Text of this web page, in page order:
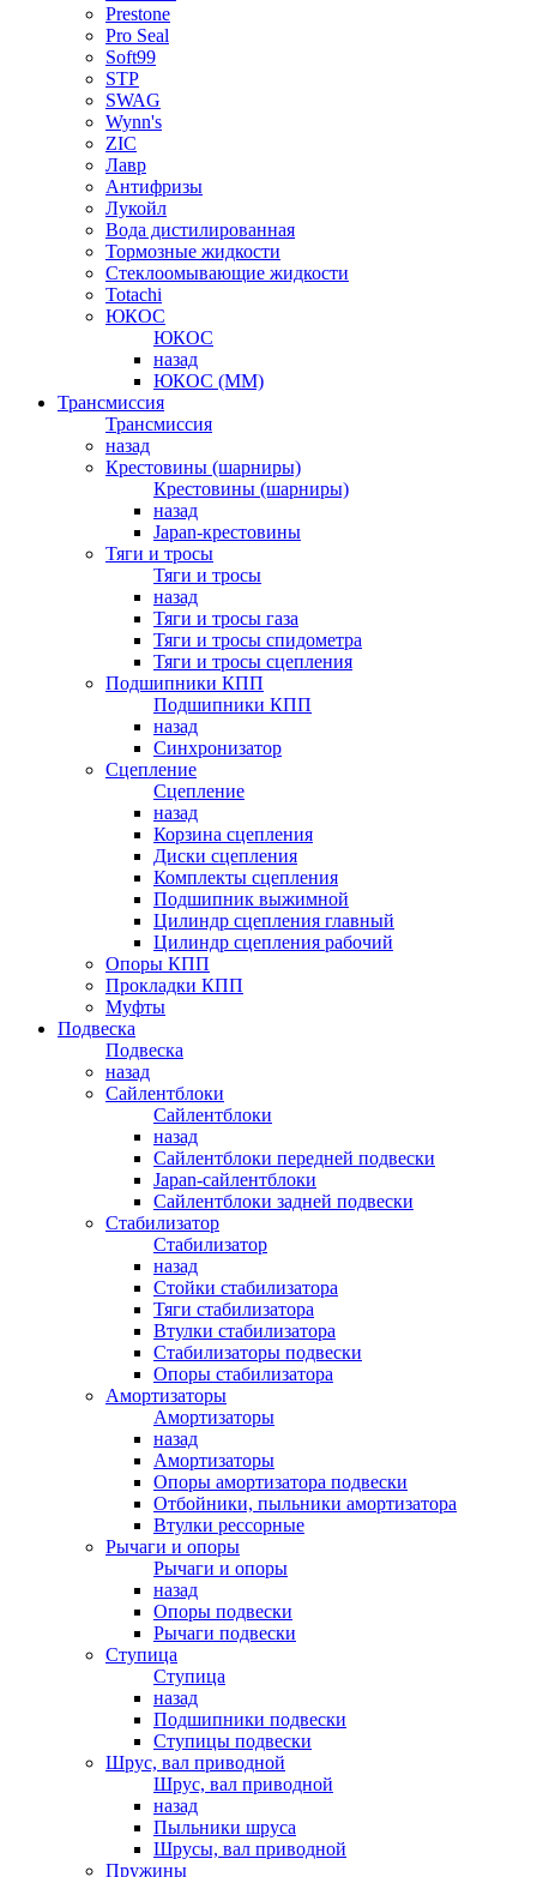
Prestone
Pro Seal
Soft99
STP
SWAG
Wynn's
ZIC
Лавр
Антифризы
Лукойл
Вода дистилированная
Тормозные жидкости
Стеклоомывающие жидкости
Totachi
ЮКОС
ЮКОС
назад
ЮКОС (ММ)
Трансмиссия
Трансмиссия
назад
Крестовины (шарниры)
Крестовины (шарниры)
назад
Japan-крестовины
Тяги и тросы
Тяги и тросы
назад
Тяги и тросы газа
Тяги и тросы спидометра
Тяги и тросы сцепления
Подшипники КПП
Подшипники КПП
назад
Синхронизатор
Сцепление
Сцепление
назад
Корзина сцепления
Диски сцепления
Комплекты сцепления
Подшипник выжимной
Цилиндр сцепления главный
Цилиндр сцепления рабочий
Опоры КПП
Прокладки КПП
Муфты
Подвеска
Подвеска
назад
Сайлентблоки
Сайлентблоки
назад
Сайлентблоки передней подвески
Japan-сайлентблоки
Сайлентблоки задней подвески
Стабилизатор
Стабилизатор
назад
Стойки стабилизатора
Тяги стабилизатора
Втулки стабилизатора
Стабилизаторы подвески
Опоры стабилизатора
Амортизаторы
Амортизаторы
назад
Амортизаторы
Опоры амортизатора подвески
Отбойники, пыльники амортизатора
Втулки рессорные
Рычаги и опоры
Рычаги и опоры
назад
Опоры подвески
Рычаги подвески
Ступица
Ступица
назад
Подшипники подвески
Ступицы подвески
Шрус, вал приводной
Шрус, вал приводной
назад
Пыльники шруса
Шрусы, вал приводной
Пружины